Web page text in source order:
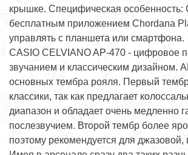
крышке. Специфическая особенность:
бесплатным приложением Chordana
управлять с планшета или смартфона.
CASIO CELVIANO AP-470 - цифровое
звучанием и классическим дизайном.
основных тембра рояля. Первый
классики, так как предлагает
диапазон и обладает очень медленно
послезвучием. Второй тембр более
поэтому рекомендуется для